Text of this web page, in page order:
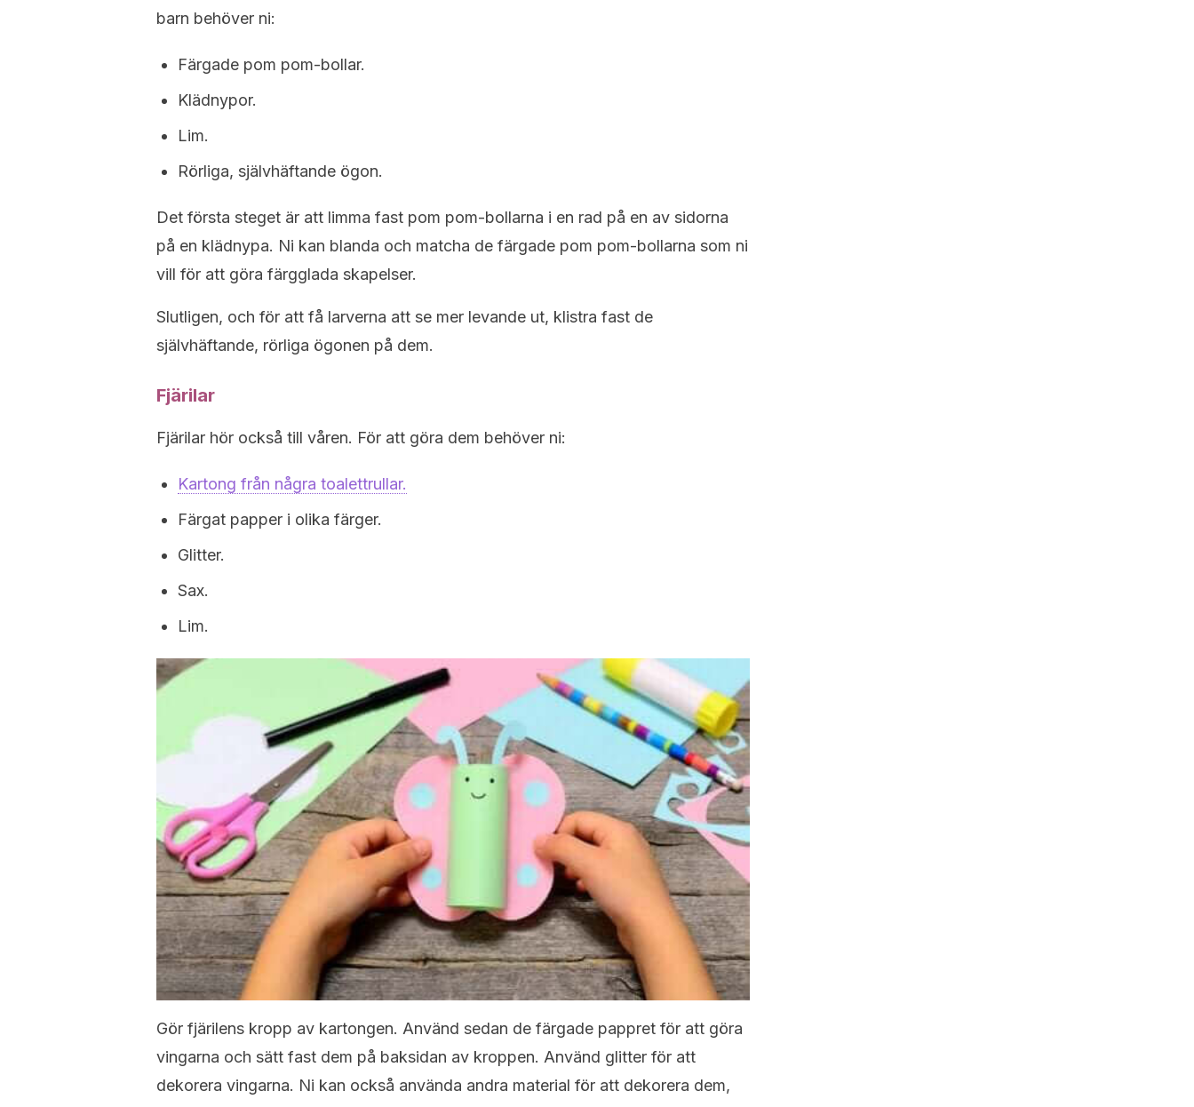
barn behöver ni:
Färgade pom pom-bollar.
Klädnypor.
Lim.
Rörliga, självhäftande ögon.
Det första steget är att limma fast pom pom-bollarna i en rad på en av sidorna
på en klädnypa. Ni kan blanda och matcha de färgade pom pom-bollarna som ni
vill för att göra färgglada skapelser.
Slutligen, och för att få larverna att se mer levande ut, klistra fast de
självhäftande, rörliga ögonen på dem.
Fjärilar
Fjärilar hör också till våren. För att göra dem behöver ni:
Kartong från några toalettrullar.
Färgat papper i olika färger.
Glitter.
Sax.
Lim.
Gör fjärilens kropp av kartongen. Använd sedan de färgade pappret för att göra
vingarna och sätt fast dem på baksidan av kroppen. Använd glitter för att
dekorera vingarna. Ni kan också använda andra material för att dekorera dem,